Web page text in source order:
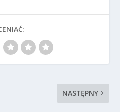
NASTĘPNY